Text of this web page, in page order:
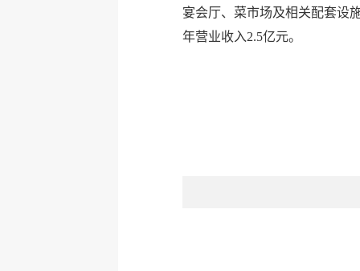
宴会厅、菜市场及相关配套设
年营业收入2.5亿元。